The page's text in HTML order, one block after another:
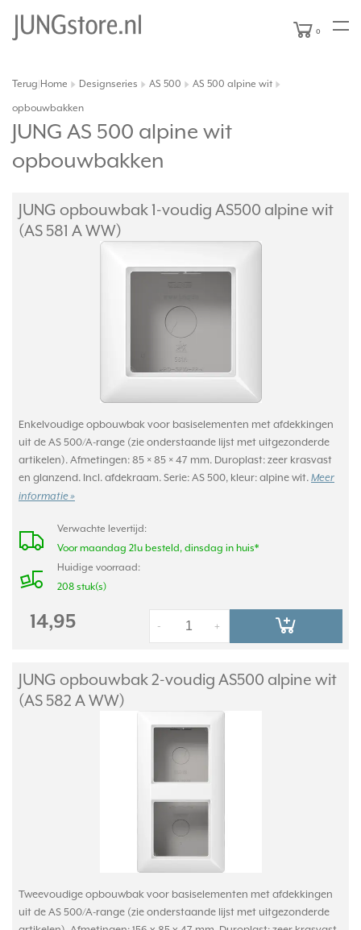
0
Terug Home Designseries AS 500 AS 500 alpine wit
opbouwbakken
JUNG AS 500 alpine wit
opbouwbakken
JUNG opbouwbak 1-voudig AS500 alpine wit
(AS 581 A WW)
Enkelvoudige opbouwbak voor basiselementen met afdekkingen
uit de AS 500/A-range (zie onderstaande lijst met uitgezonderde
artikelen). Afmetingen: 85 × 85 × 47 mm. Duroplast: zeer krasvast
en glanzend. Incl. afdekraam. Serie: AS 500, kleur: alpine wit. Meer
informatie »
Verwachte levertijd:
Voor maandag 21u besteld, dinsdag in huis*
Huidige voorraad:
208 stuk(s)
14,95 +
-
JUNG opbouwbak 2-voudig AS500 alpine wit
(AS 582 A WW)
Tweevoudige opbouwbak voor basiselementen met afdekkingen
uit de AS 500/A-range (zie onderstaande lijst met uitgezonderde